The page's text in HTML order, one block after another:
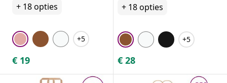
+ 18opties
+5
€ 19
+ 18opties
+5
€ 28